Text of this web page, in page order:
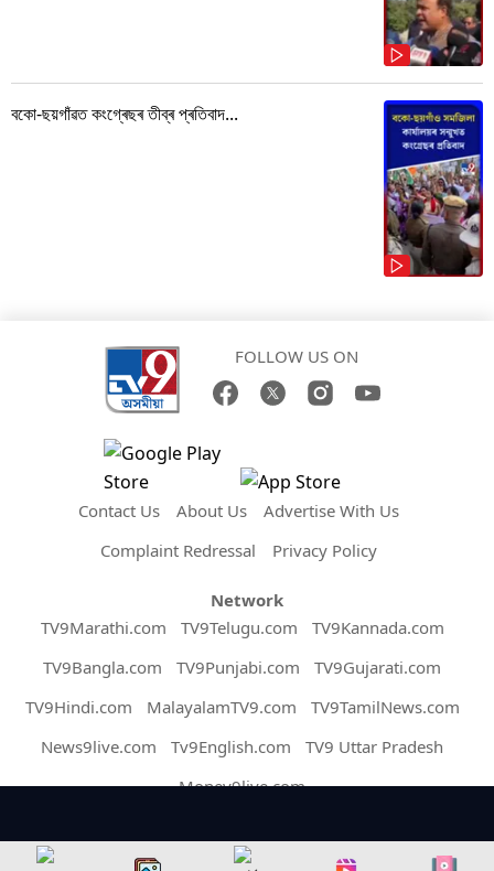
বকো-ছয়গাঁৱত কংগ্ৰেছৰ তীব্ৰ প্ৰতিবাদ...
FOLLOW US ON
Contact Us About Us
Advertise With Us
Complaint Redressal
Privacy Policy
Network
TV9Marathi.com
TV9Telugu.com
TV9Kannada.com
TV9Bangla.com
TV9Punjabi.com
TV9Gujarati.com
TV9Hindi.com
MalayalamTV9.com
TV9TamilNews.com
News9live.com
Tv9English.com
TV9 Uttar Pradesh
Money9live.com